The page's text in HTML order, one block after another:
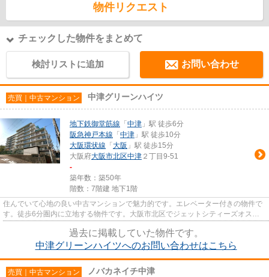
物件リクエスト
チェックした物件をまとめて
検討リストに追加 お問い合わせ
売買｜中古マンション 中津グリーンハイツ
地下鉄御堂筋線 「 中津 」駅 徒歩6分
阪急神戸本線 「 中津 」駅 徒歩10分
大阪環状線 「 大阪 」駅 徒歩15分
大阪府大阪市北区中津 ２丁目9-51
-
築年数：築50年
階数：7階建 地下1階
住んでいて心地の良い中古マンションで魅力的です。エレベーター付きの物件で
す。徒歩6分圏内に立地する物件です。大阪市北区でジェットシティーズオスス
過去に掲載していた物件です。
中津グリーンハイツへのお問い合わせはこちら
売買｜中古マンション ノバカネイチ中津